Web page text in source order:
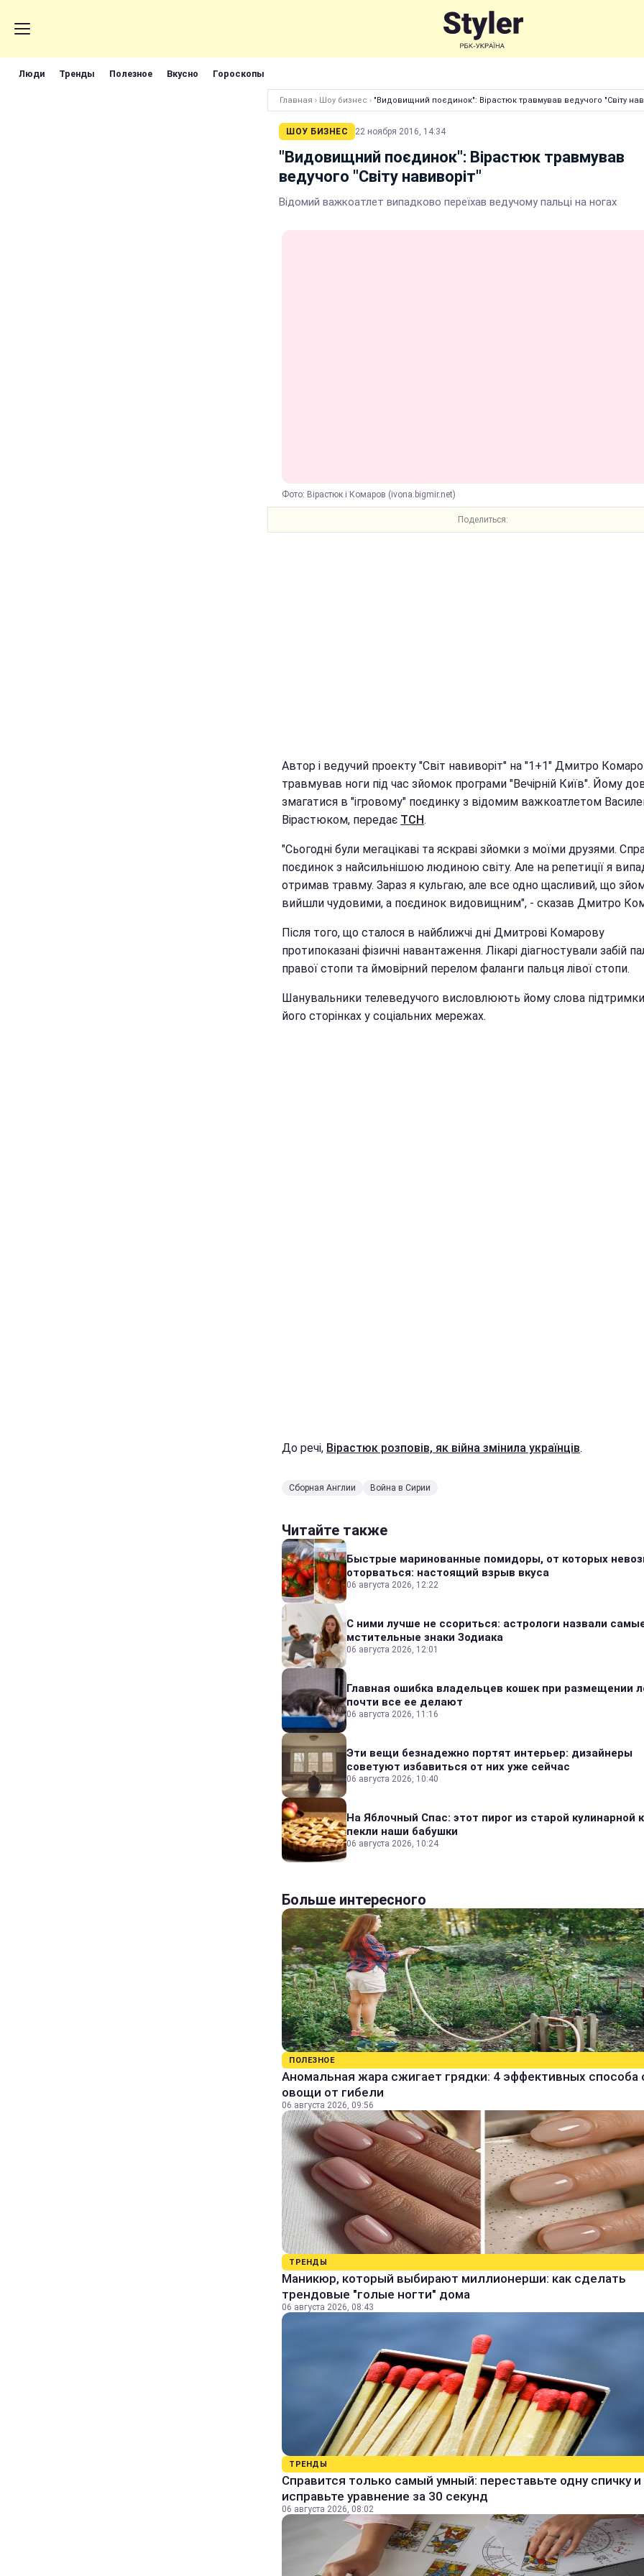
Люди Тренды Полезное Вкусно Гороскопы
Главная › Шоу бизнес › "Видовищний поєдинок": Вірастюк травмував ведучого "Світу
ШОУ БИЗНЕС 22 ноября 2016, 14:34
"Видовищний поєдинок": Вірастюк травмував
ведучого "Світу навиворіт"
Відомий важкоатлет випадково переїхав ведучому пальці на ногах
Фото: Вірастюк і Комаров (ivona.bigmir.net)
Поделиться:
Автор і ведучий проекту "Світ навиворіт" на "1+1" Дмитро
травмував ноги під час зйомок програми "Вечірній Київ". Йому
змагатися в "ігровому" поєдинку з відомим важкоатлетом
Вірастюком, передає ТСН.
"Сьогодні були мегацікаві та яскраві зйомки з моїми друзями.
поєдинок з найсильнішою людиною світу. Але на репетиції я
отримав травму. Зараз я кульгаю, але все одно щасливий, що
вийшли чудовими, а поєдинок видовищним", - сказав Дмитро
Після того, що сталося в найближчі дні Дмитрові Комарову
протипоказані фізичні навантаження. Лікарі діагностували забій
правої стопи та ймовірний перелом фаланги пальця лівої стопи.
Шанувальники телеведучого висловлюють йому слова
його сторінках у соціальних мережах.
До речі, Вірастюк розповів, як війна змінила українців.
Сборная Англии Война в Сирии
Читайте также
Быстрые маринованные помидоры, от которых
оторваться: настоящий взрыв вкуса
06 августа 2026, 12:22
С ними лучше не ссориться: астрологи назвали
мстительные знаки Зодиака
06 августа 2026, 12:01
Главная ошибка владельцев кошек при размещении
почти все ее делают
06 августа 2026, 11:16
Эти вещи безнадежно портят интерьер: дизайнеры
советуют избавиться от них уже сейчас
06 августа 2026, 10:40
На Яблочный Спас: этот пирог из старой кулинарной
пекли наши бабушки
06 августа 2026, 10:24
Больше интересного
ПОЛЕЗНОЕ
Аномальная жара сжигает грядки: 4 эффективных способа
овощи от гибели
06 августа 2026, 09:56
ТРЕНДЫ
Маникюр, который выбирают миллионерши: как сделать
трендовые "голые ногти" дома
06 августа 2026, 08:43
ТРЕНДЫ
Справится только самый умный: переставьте одну спичку и
исправьте уравнение за 30 секунд
06 августа 2026, 08:02